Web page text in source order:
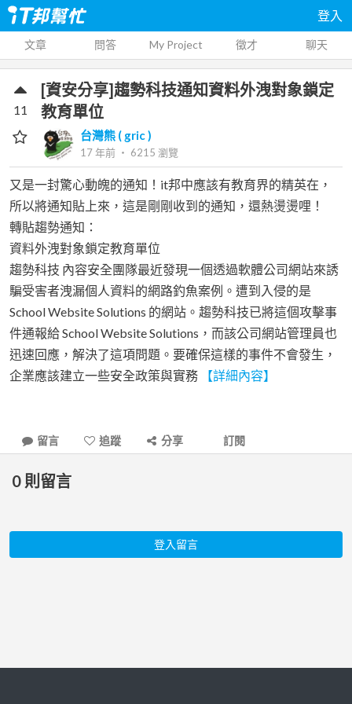
登入
文章 問答 My Project 徵才 聊天
[資安分享]趨勢科技通知資料外洩對象鎖定
教育單位
台灣熊 ( gric )
17 年前 ‧ 6215 瀏覽
11
又是一封驚心動魄的通知！it邦中應該有教育界的精英在，
所以將通知貼上來，這是剛剛收到的通知，還熱燙燙哩！
轉貼趨勢通知：
資料外洩對象鎖定教育單位
趨勢科技 內容安全團隊最近發現一個透過軟體公司網站來誘
騙受害者洩漏個人資料的網路釣魚案例。遭到入侵的是
School Website Solutions 的網站。趨勢科技已將這個攻擊事
件通報給 School Website Solutions，而該公司網站管理員也
迅速回應，解決了這項問題。要確保這樣的事件不會發生，
企業應該建立一些安全政策與實務
【詳細內容】
留言 追蹤 分享 訂閱
0 則留言
登入留言